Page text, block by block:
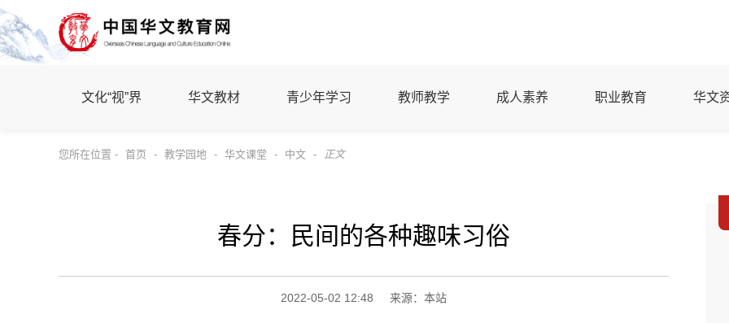
文化“视”界 华文教材 青少年学习 教师教学 成人素养 职业教育 华文
您所在位置 - 首页 - 教学园地 - 华文课堂 - 中文 - 正文
春分：民间的各种趣味习俗
2022-05-02 12:48 来源：本站